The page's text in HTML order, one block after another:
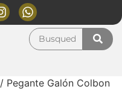
/ Pegante Galón Colbon